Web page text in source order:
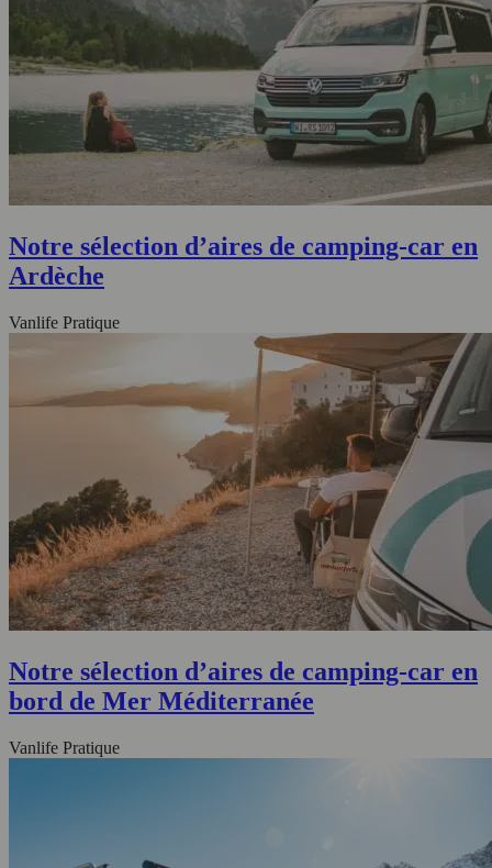
Notre sélection d’aires de camping-car en
Ardèche
Vanlife Pratique
Notre sélection d’aires de camping-car en
bord de Mer Méditerranée
Vanlife Pratique